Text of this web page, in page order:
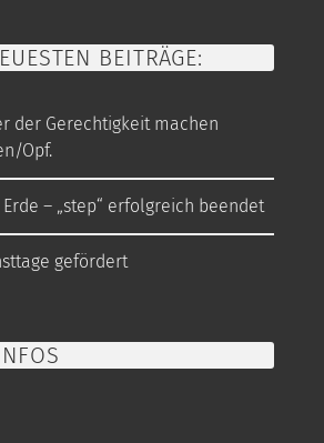
BEITRÄGE:
der Gerechtigkeit machen
Opf.
– „step“ erfolgreich beendet
gefördert